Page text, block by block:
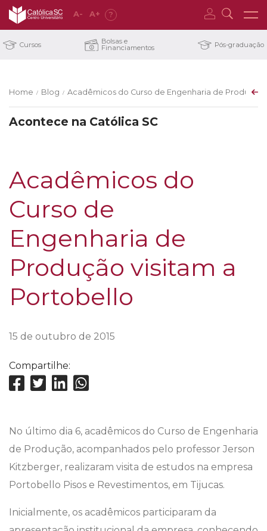
A- A+ ?
Cursos Bolsas e
Financiamentos Pós-graduação
Home / Blog / Acadêmicos do Curso de Engenharia de
Acontece na Católica SC
Acadêmicos do
Curso de
Engenharia de
Produção visitam a
Portobello
15 de outubro de 2015
Compartilhe:
No último dia 6, acadêmicos do Curso de Engenharia
de Produção, acompanhados pelo professor Jerson
Kitzberger, realizaram visita de estudos na empresa
Portobello Pisos e Revestimentos, em Tijucas.
Inicialmente, os acadêmicos participaram da